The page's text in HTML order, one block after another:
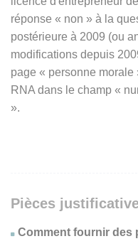
réponse « non » à la
postérieure à 2009 (ou
modifications depuis
page « personne morale
RNA dans le champ «
».
Pièces
Comment fournir des